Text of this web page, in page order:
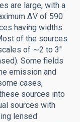
are large, with a
ΔV of 590
having widths
of the sources
of ∼2 to 3″
Some fields
emission and
cases,
sources into
sources with
lensed